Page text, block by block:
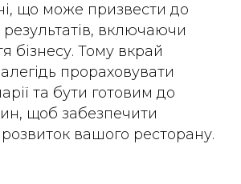
що може призвести до
результатів, включаючи
бізнесу. Тому вкрай
прораховувати
та бути готовим до
щоб забезпечити
розвиток вашого ресторану.